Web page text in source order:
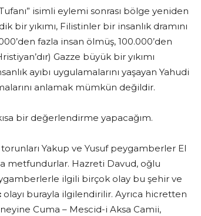
isimli eylemi sonrası bölge yeniden
bir yıkımı, Filistinler bir insanlık dramını
fazla insan ölmüş, 100.000’den
Gazze büyük bir yıkımı
ayıbı uygulamalarını yaşayan Yahudi
anlamak mümkün değildir.
bir değerlendirme yapacağım.
Yakup ve Yusuf peygamberler El
metfundurlar. Hazreti Davud, oğlu
ilgili birçok olay bu şehir ve
olayı burayla ilgilendirilir. Ayrıca hicretten
Cuma – Mescid-i Aksa Camii,